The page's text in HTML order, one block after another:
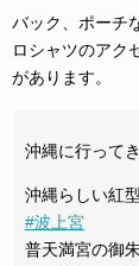
バック、ポーチ
ロシャツのアク
があります。
沖縄に行って
沖縄らしい紅
#波上宮
普天満宮の御